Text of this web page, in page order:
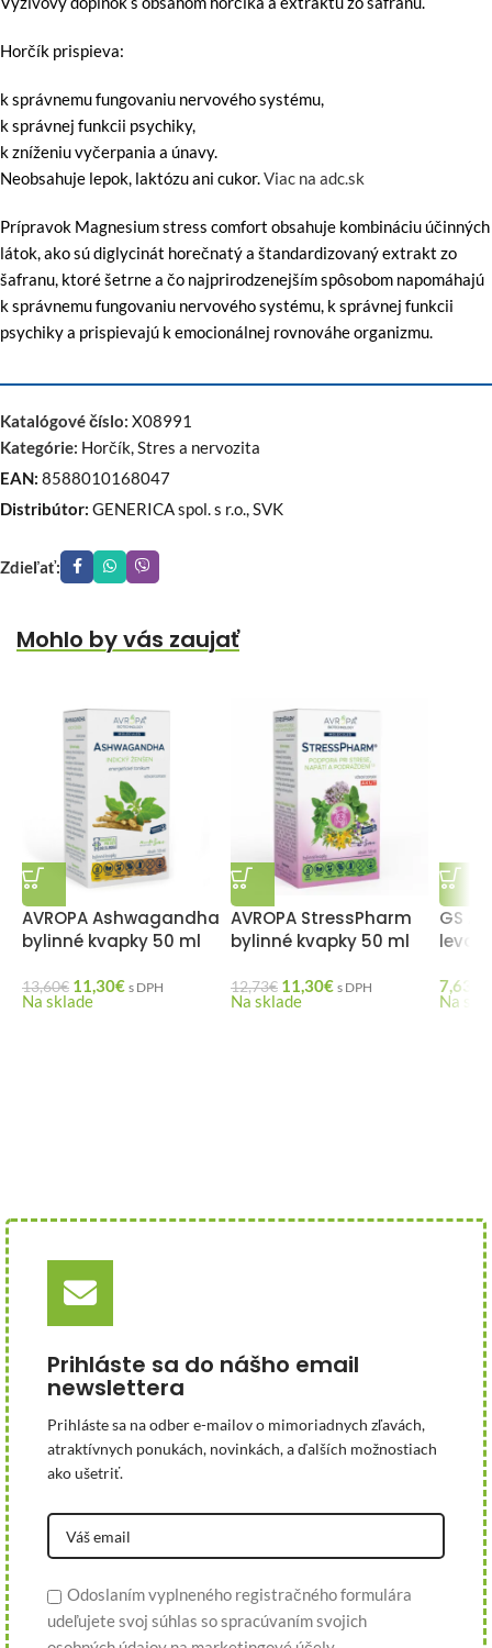
Horčík prispieva:
k správnemu fungovaniu nervového systému,
k správnej funkcii psychiky,
k zníženiu vyčerpania a únavy.
Neobsahuje lepok, laktózu ani cukor.Viac na adc.sk
Prípravok Magnesium stress comfort obsahuje kombináciu účinných
látok, ako sú diglycinát horečnatý a štandardizovaný extrakt zo
šafranu, ktoré šetrne a čo najprirodzenejším spôsobom napomáhajú
k správnemu fungovaniu nervového systému, k správnej funkcii
psychiky a prispievajú k emocionálnej rovnováhe organizmu.
Katalógové číslo: X08991
Kategórie: Horčík,Stres a nervozita
EAN: 8588010168047
Distribútor: GENERICA spol. s r.o., SVK
Zdieľať:
Mohlo by vás zaujať
AVROPA Ashwagandha
bylinné kvapky 50 ml
13,60€ 11,30€ s DPH
Na sklade
AVROPA StressPharm
bylinné kvapky 50 ml
12,73€ 11,30€ s DPH
Na sklade
GS
7,63
Na
Prihláste sa do nášho email
newslettera
Prihláste sa na odber e-mailov o mimoriadnych zľavách,
atraktívnych ponukách, novinkách, a ďalších možnostiach
ako ušetriť.
Odoslaním vyplneného registračného formulára
udeľujete svoj súhlas so spracúvaním svojich